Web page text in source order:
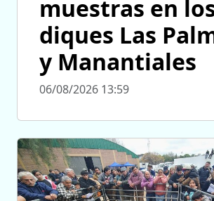
muestras en
diques Las
y Manantiales
06/08/2026 13:59